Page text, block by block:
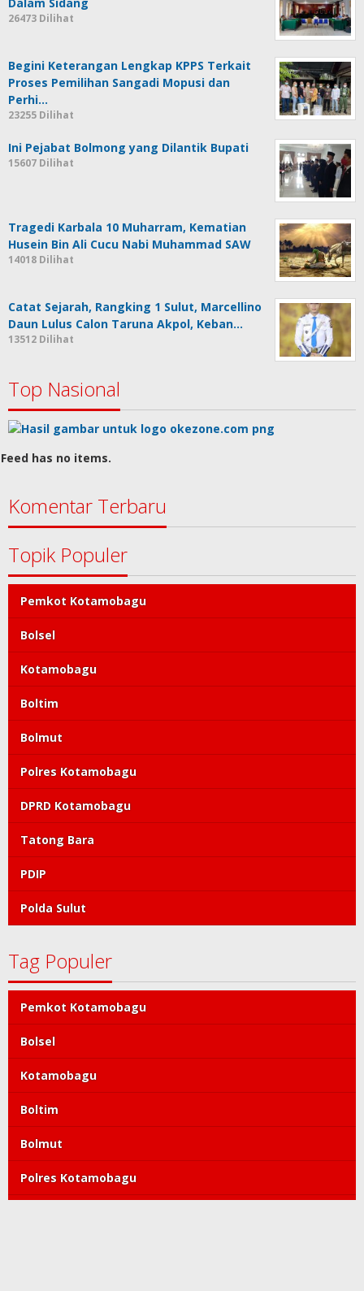
26473 Dilihat
Begini Keterangan Lengkap KPPS Terkait
Proses Pemilihan Sangadi Mopusi dan
Perhi…
23255 Dilihat
Ini Pejabat Bolmong yang Dilantik Bupati
15607 Dilihat
Tragedi Karbala 10 Muharram, Kematian
Husein Bin Ali Cucu Nabi Muhammad SAW
14018 Dilihat
Catat Sejarah, Rangking 1 Sulut, Marcellino
Daun Lulus Calon Taruna Akpol, Keban…
13512 Dilihat
Top Nasional
Feed has no items.
Komentar Terbaru
Topik Populer
Pemkot Kotamobagu
Bolsel
Kotamobagu
Boltim
Bolmut
Polres Kotamobagu
DPRD Kotamobagu
Tatong Bara
PDIP
Polda Sulut
Tag Populer
Pemkot Kotamobagu
Bolsel
Kotamobagu
Boltim
Bolmut
Polres Kotamobagu